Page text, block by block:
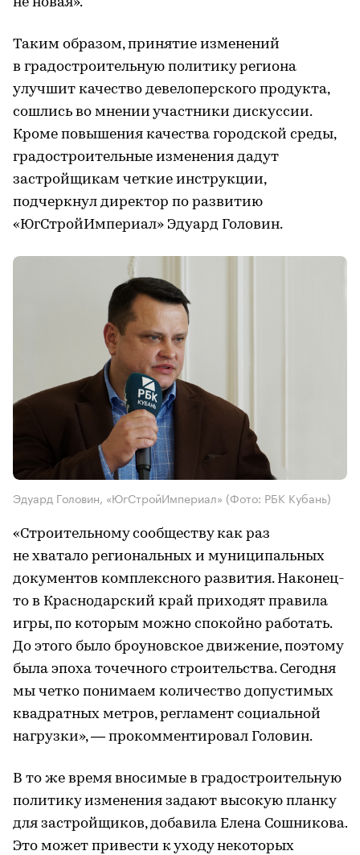
не новая».
Таким образом, принятие изменений
в градостроительную политику региона
улучшит качество девелоперского продукта,
сошлись во мнении участники дискуссии.
Кроме повышения качества городской среды,
градостроительные изменения дадут
застройщикам четкие инструкции,
подчеркнул директор по развитию
«ЮгСтройИмпериал» Эдуард Головин.
Эдуард Головин, «ЮгСтройИмпериал» (Фото: РБК Кубань)
«Строительному сообществу как раз
не хватало региональных и муниципальных
документов комплексного развития. Наконец-
то в Краснодарский край приходят правила
игры, по которым можно спокойно работать.
До этого было броуновское движение, поэтому
была эпоха точечного строительства. Сегодня
мы четко понимаем количество допустимых
квадратных метров, регламент социальной
нагрузки», — прокомментировал Головин.
В то же время вносимые в градостроительную
политику изменения задают высокую планку
для застройщиков, добавила Елена Сошникова.
Это может привести к уходу некоторых